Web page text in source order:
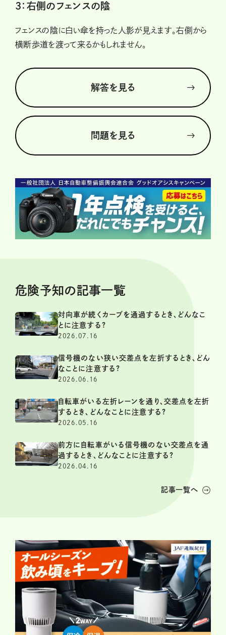
3：右側のフェンスの陰
フェンスの陰に白い傘を持った人影が見えます。右側から
横断歩道を渡って来るかもしれません。
解答を見る
問題を見る
危険予知の記事一覧
対向車が続くカーブを通過するとき、どんなこ
とに注意する?
2026.07.16
信号機のない狭い交差点を左折するとき、どん
なことに注意する?
2026.06.16
自転車がいる左折レーンを通り、交差点を左折
するとき、どんなことに注意する?
2026.05.16
前方に自転車がいる信号機のない交差点を通
過するとき、どんなことに注意する?
2026.04.16
記事一覧へ